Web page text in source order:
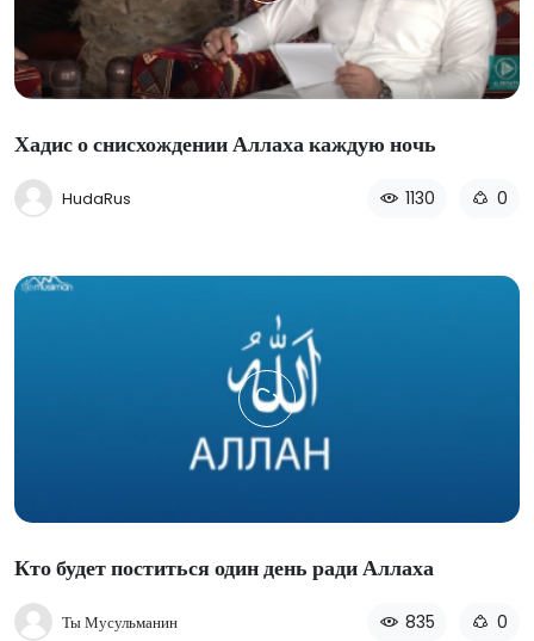
Хадис о снисхождении Аллаха каждую ночь
HudaRus 1130 0
Кто будет поститься один день ради Аллаха
Ты Мусульманин 835 0